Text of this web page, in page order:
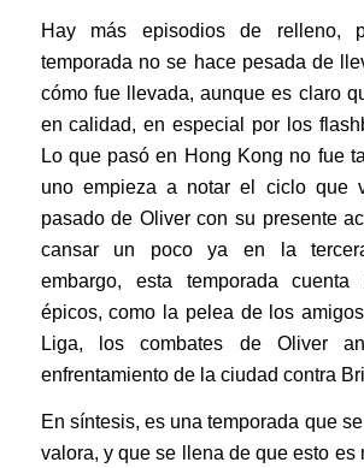
Hay más episodios de relleno,
temporada no se hace pesada de
cómo fue llevada, aunque es claro
en calidad, en especial por los
Lo que pasó en Hong Kong no fue
uno empieza a notar el ciclo que
pasado de Oliver con su presente
cansar un poco ya en la
embargo, esta temporada cuenta
épicos, como la pelea de los
Liga, los combates de Oliver
enfrentamiento de la ciudad contra
En síntesis, es una temporada que
valora, y que se llena de que esto es